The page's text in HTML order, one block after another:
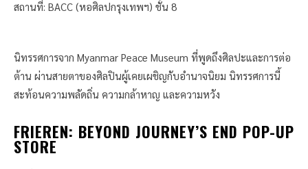
สถานที่: BACC (หอศิลปกรุงเทพฯ) ชั้น 8
นิทรรศการจาก Myanmar Peace Museum ที่พูดถึงศิลปะและการต่อ
ต้าน ผ่านสายตาของศิลปินผู้เคยเผชิญกับอำนาจนิยม นิทรรศการนี้
สะท้อนความพลัดถิ่น ความกล้าหาญ และความหวัง
FRIEREN: BEYOND JOURNEY’S END POP-UP
STORE